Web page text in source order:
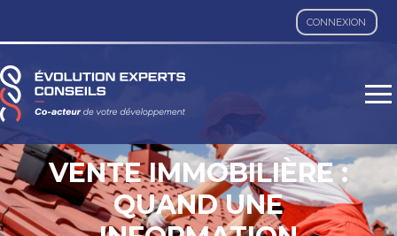
CONNEXION
Aller
au
VENTE IMMOBILIÈRE :
QUAND UNE